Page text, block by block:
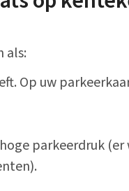
als:
Op uw
parkeerdruk